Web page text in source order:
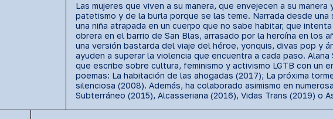
Las mujeres que viven a su manera, que envejecen a su
patetismo y de la burla porque se las teme. Narrada desde
una niña atrapada en un cuerpo que no sabe habitar, que
obrera en el barrio de San Blas, arrasado por la heroína en los
una versión bastarda del viaje del héroe, yonquis, divas pop y
ayuden a superar la violencia que encuentra a cada paso.
que escribe sobre cultura, feminismo y activismo LGTB con
poemas: La habitación de las ahogadas (2017); La próxima
silenciosa (2008). Además, ha colaborado asimismo en
Subterráneo (2015), Alcasseriana (2016), Vidas Trans (2019) o